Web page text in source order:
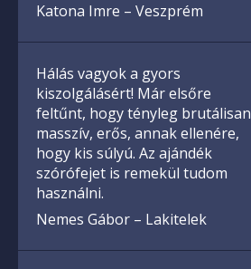
Katona Imre – Veszprém
Hálás vagyok a gyors
kiszolgálásért! Már elsőre
feltűnt, hogy tényleg brutálisan
masszív, erős, annak ellenére,
hogy kis súlyú. Az ajándék
szórófejet is remekül tudom
használni.
Nemes Gábor – Lakitelek